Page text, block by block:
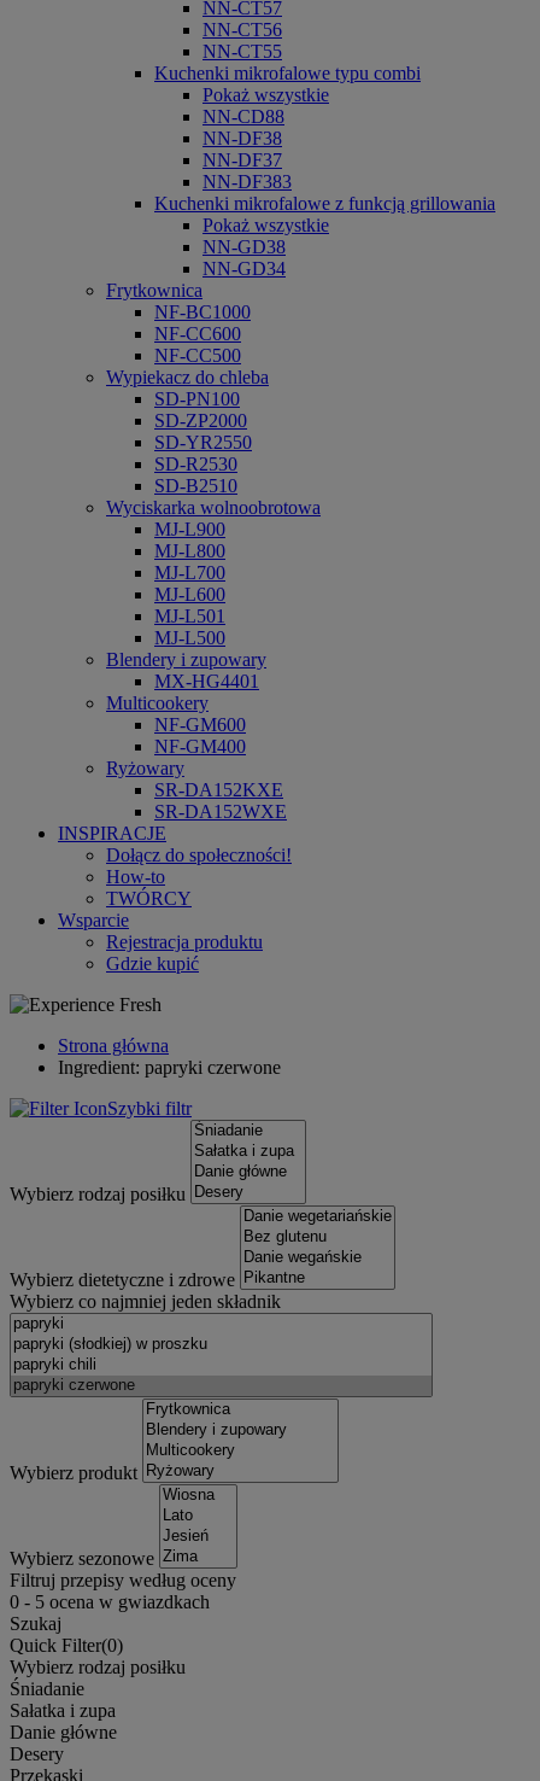
NN-CT57
NN-CT56
NN-CT55
Kuchenki mikrofalowe typu combi
Pokaż wszystkie
NN-CD88
NN-DF38
NN-DF37
NN-DF383
Kuchenki mikrofalowe z funkcją grillowania
Pokaż wszystkie
NN-GD38
NN-GD34
Frytkownica
NF-BC1000
NF-CC600
NF-CC500
Wypiekacz do chleba
SD-PN100
SD-ZP2000
SD-YR2550
SD-R2530
SD-B2510
Wyciskarka wolnoobrotowa
MJ-L900
MJ-L800
MJ-L700
MJ-L600
MJ-L501
MJ-L500
Blendery i zupowary
MX-HG4401
Multicookery
NF-GM600
NF-GM400
Ryżowary
SR-DA152KXE
SR-DA152WXE
INSPIRACJE
Dołącz do społeczności!
How-to
TWÓRCY
Wsparcie
Rejestracja produktu
Gdzie kupić
Strona główna
Ingredient: papryki czerwone
Szybki filtr
Wybierz rodzaj posiłku
Wybierz dietetyczne i zdrowe
Wybierz co najmniej jeden składnik
Wybierz produkt
Wybierz sezonowe
Filtruj przepisy według oceny
0 - 5 ocena w gwiazdkach
Szukaj
Quick Filter(0)
Wybierz rodzaj posiłku
Śniadanie
Sałatka i zupa
Danie główne
Desery
Przekąski